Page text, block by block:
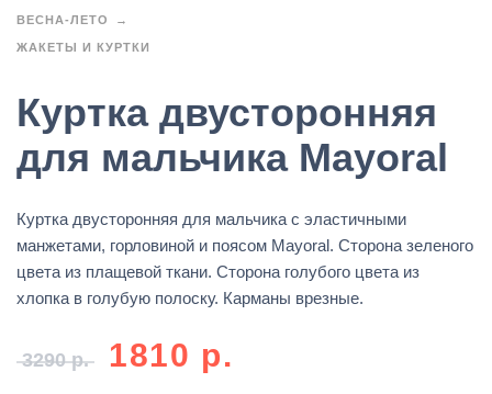
ВЕСНА-ЛЕТО
ЖАКЕТЫ И КУРТКИ
Куртка двусторонняя
для мальчика Mayoral
Куртка двусторонняя для мальчика с эластичными
манжетами, горловиной и поясом Mayoral. Сторона зеленого
цвета из плащевой ткани. Сторона голубого цвета из
хлопка в голубую полоску. Карманы врезные.
3290р. 1810 р.